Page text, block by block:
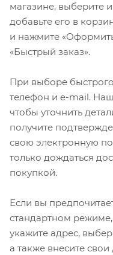
магазине, выберите
добавьте его в
и нажмите
«Быстрый заказ».
При выборе
телефон и e-mail.
чтобы уточнить
получите
свою электронную
только дождаться
покупкой.
Если вы
стандартном
укажите адрес,
а также внесите